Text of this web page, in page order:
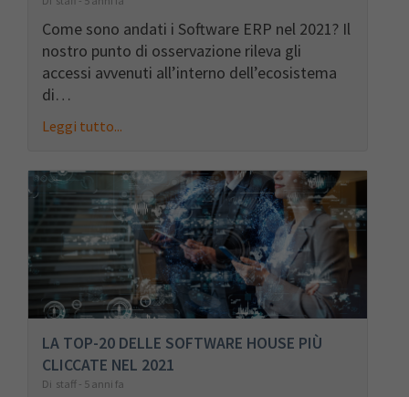
Come sono andati i Software ERP nel 2021? Il
nostro punto di osservazione rileva gli
accessi avvenuti all’interno dell’ecosistema
di…
Leggi tutto...
LA TOP-20 DELLE SOFTWARE HOUSE PIÙ
CLICCATE NEL 2021
Di staff - 5 anni fa